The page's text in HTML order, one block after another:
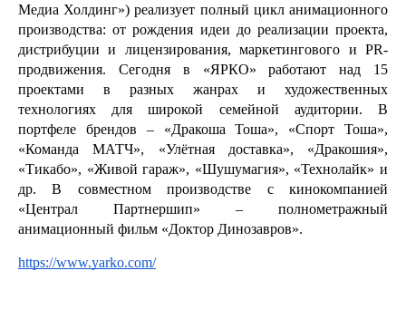
Медиа Холдинг») реализует полный цикл анимационного
производства: от рождения идеи до реализации проекта,
дистрибуции и лицензирования, маркетингового и PR-
продвижения. Сегодня в «ЯРКО» работают над 15
проектами в разных жанрах и художественных
технологиях для широкой семейной аудитории. В
портфеле брендов – «Дракоша Тоша», «Спорт Тоша»,
«Команда МАТЧ», «Улётная доставка», «Дракошия»,
«Тикабо», «Живой гараж», «Шушумагия», «Технолайк» и
др. В совместном производстве с кинокомпанией
«Централ Партнершип» – полнометражный
анимационный фильм «Доктор Динозавров».
https://www.yarko.com/